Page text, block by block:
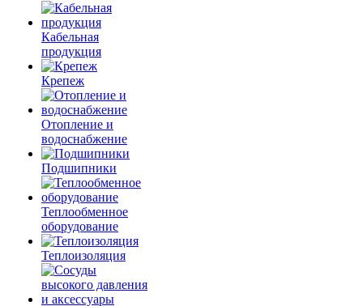
Кабельная
продукция
Крепеж
Отопление и
водоснабжение
Подшипники
Теплообменное
оборудование
Теплоизоляция